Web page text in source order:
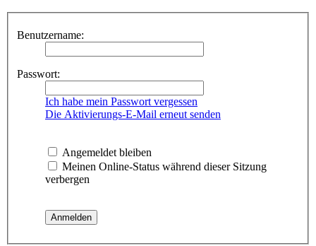
Benutzername:
Passwort:
Ich habe mein Passwort vergessen
Die Aktivierungs-E-Mail erneut senden
Angemeldet bleiben
Meinen Online-Status während dieser Sitzung
verbergen